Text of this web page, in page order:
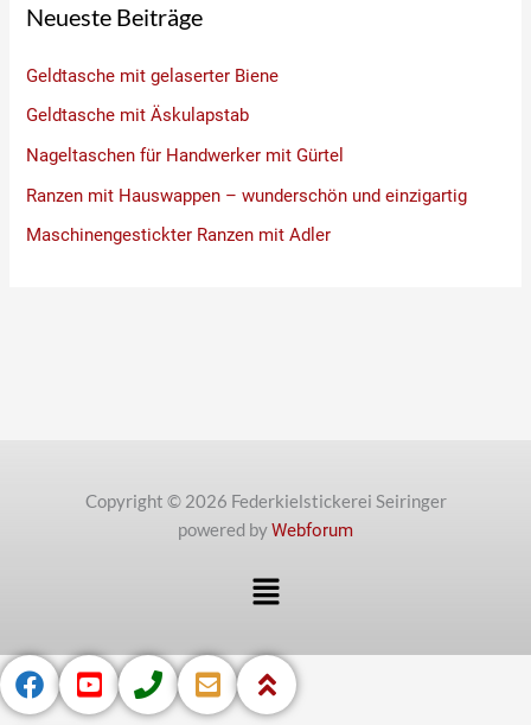
Neueste Beiträge
Geldtasche mit gelaserter Biene
Geldtasche mit Äskulapstab
Nageltaschen für Handwerker mit Gürtel
Ranzen mit Hauswappen – wunderschön und einzigartig
Maschinengestickter Ranzen mit Adler
Copyright © 2026 Federkielstickerei Seiringer
powered byWebforum
Menü